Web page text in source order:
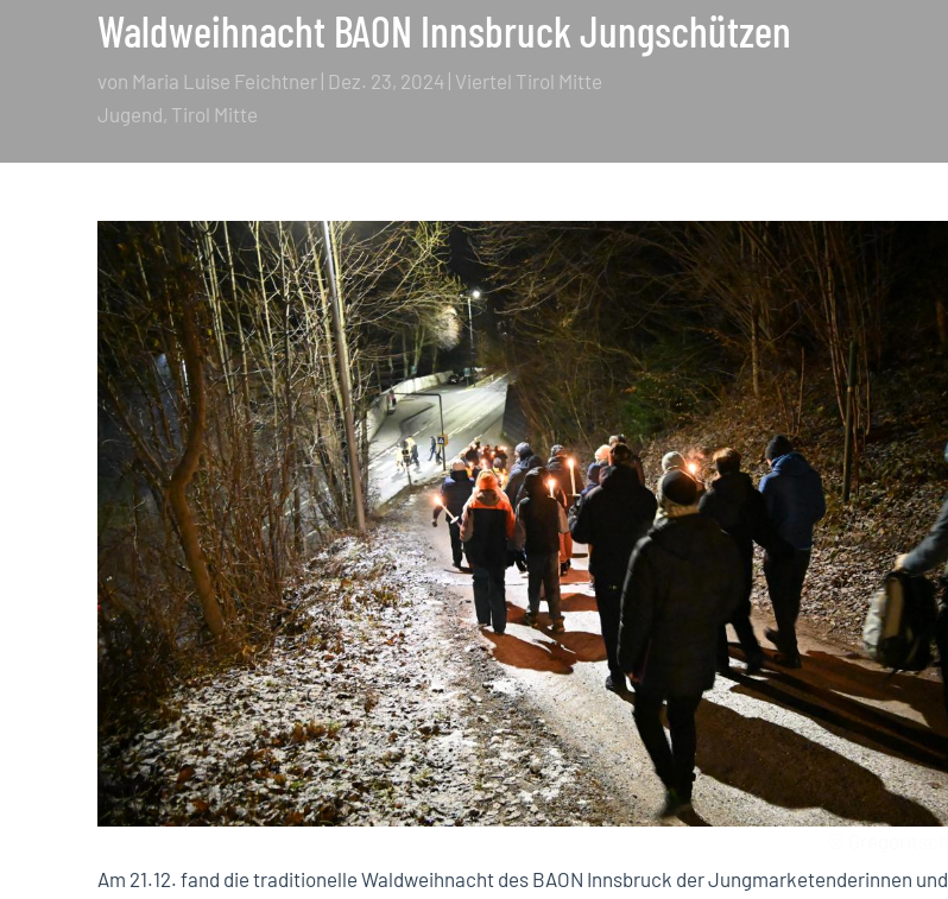
Waldweihnacht BAON Innsbruck Jungschützen
von Maria Luise Feichtner Dez. 23, 2024 Viertel Tirol Mitte
Jugend Tirol Mitte
Am 21.12. fand die traditionelle Waldweihnacht des BAON Innsbruck der Jungmarketenderinnen und